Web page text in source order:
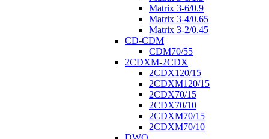
Matrix 3-6/0.9
Matrix 3-4/0.65
Matrix 3-2/0.45
CD-CDM
CDM70/55
2CDXM-2CDX
2CDX120/15
2CDXM120/15
2CDX70/15
2CDX70/10
2CDXM70/15
2CDXM70/10